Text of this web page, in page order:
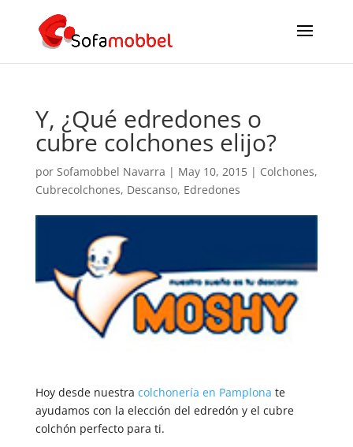
Y, ¿Qué edredones o
cubre colchones elijo?
por Sofamobbel Navarra | May 10, 2015| Colchones,
Cubrecolchones, Descanso, Edredones
Hoy desde nuestra colchonería en Pamplona te
ayudamos con la elección del edredón y el cubre
colchón perfecto para ti.